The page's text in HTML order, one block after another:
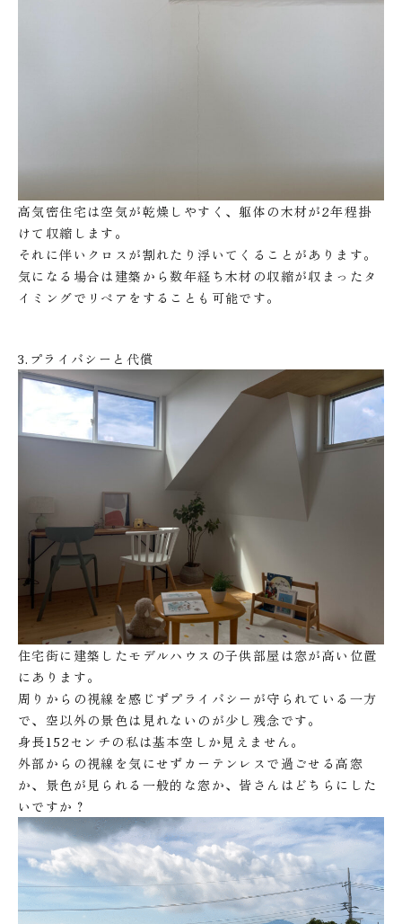
高気密住宅は空気が乾燥しやすく、躯体の木材が2年程掛
けて収縮します。
それに伴いクロスが割れたり浮いてくることがあります。
気になる場合は建築から数年経ち木材の収縮が収まったタ
イミングでリペアをすることも可能です。
3.プライバシーと代償
住宅街に建築したモデルハウスの子供部屋は窓が高い位置
にあります。
周りからの視線を感じずプライバシーが守られている一方
で、空以外の景色は見れないのが少し残念です。
身長152センチの私は基本空しか見えません。
外部からの視線を気にせずカーテンレスで過ごせる高窓
か、景色が見られる一般的な窓か、皆さんはどちらにした
いですか？